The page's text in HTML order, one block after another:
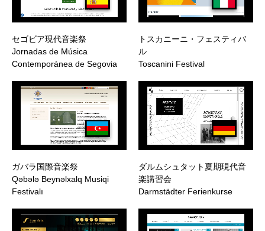
セゴビア現代音楽祭
Jornadas de Música
Contemporánea de Segovia
トスカニーニ・フェスティバ
ル
Toscanini Festival
ガバラ国際音楽祭
Qəbələ Beynəlxalq Musiqi
Festivalı
ダルムシュタット夏期現代音
楽講習会
Darmstädter Ferienkurse